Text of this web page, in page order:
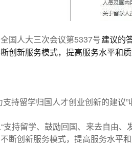
国人大三次会议第5337号建议的
创新服务模式，提高服务水平和质
持留学归国人才创业创新的建议
持留学、鼓励回国、来去自由、
断创新服务模式，提高服务水平